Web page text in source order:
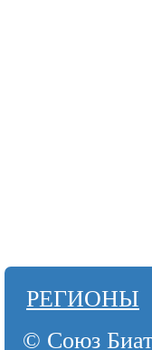
РЕГИОНЫ
© Союз